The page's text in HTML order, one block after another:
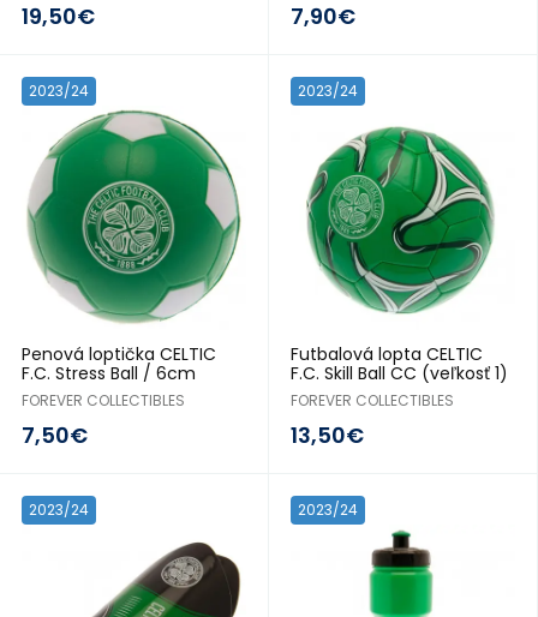
19,50€ 7,90€
2023/24
Penová loptička CELTIC
F.C. Stress Ball / 6cm
FOREVER COLLECTIBLES
7,50€
2023/24
Futbalová lopta CELTIC
F.C. Skill Ball CC (veľkosť 1)
FOREVER COLLECTIBLES
13,50€
2023/24 2023/24